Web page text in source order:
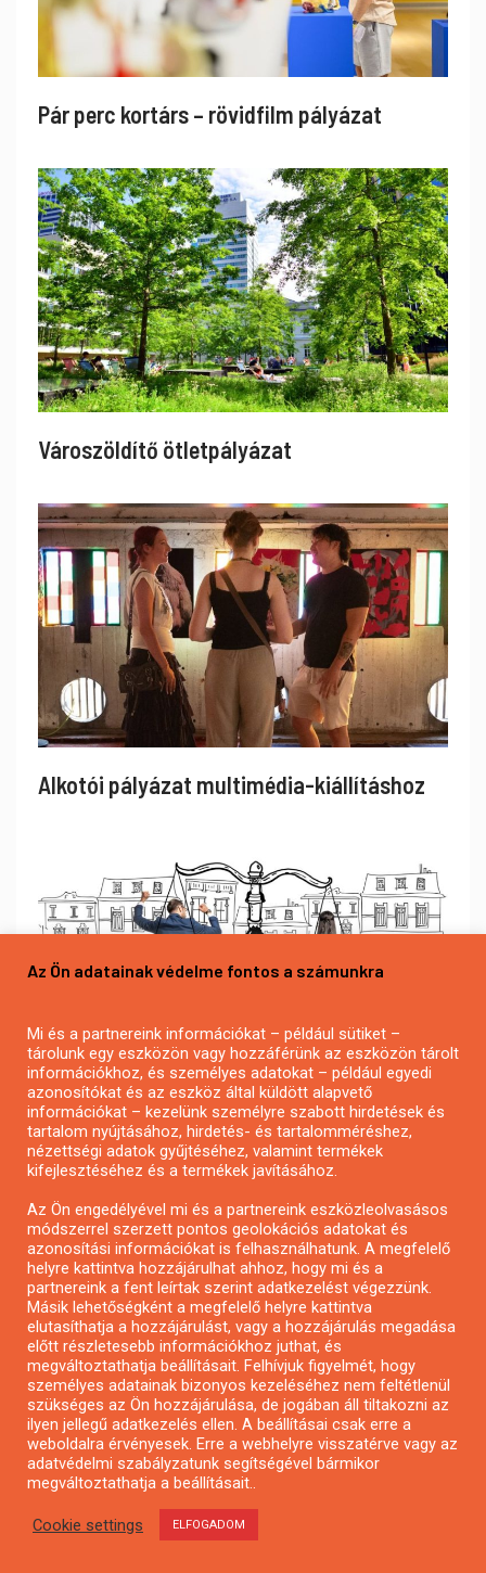
Pár perc kortárs – rövidfilm pályázat
Városzöldítő ötletpályázat
Alkotói pályázat multimédia-kiállításhoz
Pályázat a nemek közötti egyenlőség
európai mozgalmainak erősítésére
MENÜ
Kezdőlap
Pályázatírás
Bemutatkozás
Médiaajánlat
Hírlevél feliratkozás
Impresszum
Az Ön adatainak védelme fontos a számunkra
Mi és a partnereink információkat – például sütiket –
tárolunk egy eszközön vagy hozzáférünk az eszközön tárolt
információkhoz, és személyes adatokat – például egyedi
azonosítókat és az eszköz által küldött alapvető
információkat – kezelünk személyre szabott hirdetések és
tartalom nyújtásához, hirdetés- és tartalomméréshez,
nézettségi adatok gyűjtéséhez, valamint termékek
kifejlesztéséhez és a termékek javításához.
Az Ön engedélyével mi és a partnereink eszközleolvasásos
módszerrel szerzett pontos geolokációs adatokat és
azonosítási információkat is felhasználhatunk. A megfelelő
helyre kattintva hozzájárulhat ahhoz, hogy mi és a
partnereink a fent leírtak szerint adatkezelést végezzünk.
Másik lehetőségként a megfelelő helyre kattintva
elutasíthatja a hozzájárulást, vagy a hozzájárulás megadása
előtt részletesebb információkhoz juthat, és
megváltoztathatja beállításait. Felhívjuk figyelmét, hogy
személyes adatainak bizonyos kezeléséhez nem feltétlenül
szükséges az Ön hozzájárulása, de jogában áll tiltakozni az
ilyen jellegű adatkezelés ellen. A beállításai csak erre a
weboldalra érvényesek. Erre a webhelyre visszatérve vagy az
adatvédelmi szabályzatunk segítségével bármikor
megváltoztathatja a beállításait..
Cookie settings ELFOGADOM